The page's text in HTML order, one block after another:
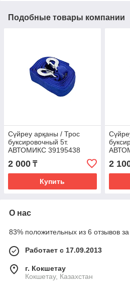
Подобные товары компании
Сүйреу арқаны / Трос
буксировочный 5т.
АВТОМИКС 39195438
2 000 ₸
Купить
2
О нас
83% положительных из 6 отзывов за
Работает с 17.09.2013
г. Кокшетау
Кокшетау, Казахстан